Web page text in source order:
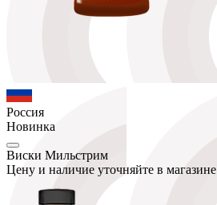
Россия
Новинка
Виски Мильстрим
Цену и наличие уточняйте в магазине